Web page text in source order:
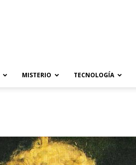
MISTERIO TECNOLOGÍA